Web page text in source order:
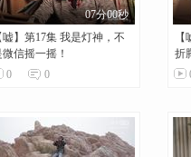
07分00秒
嘘】第17集 我是灯神，不
微信摇一摇！
0
0
折